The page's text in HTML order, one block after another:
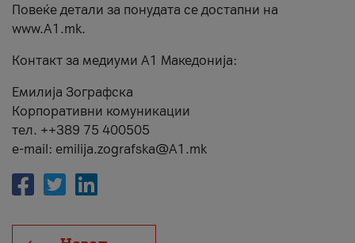
Повеќе детали за понудата се достапни на
www.А1.mk.
Контакт за медиуми А1 Македонија:
Емилија Зографска
Корпоративни комуникации
тел. ++389 75 400505
e-mail: emilija.zografska@A1.mk